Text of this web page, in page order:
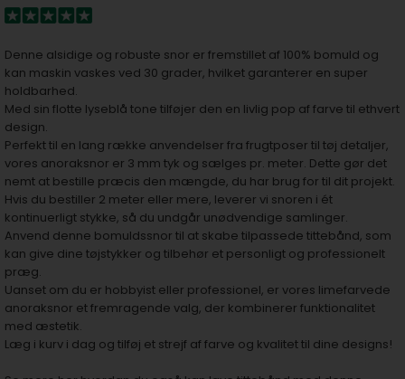
Denne alsidige og robuste snor er fremstillet af 100% bomuld og
kan maskin vaskes ved 30 grader, hvilket garanterer en super
holdbarhed.
Med sin flotte lyseblå tone tilføjer den en livlig pop af farve til ethvert
design.
Perfekt til en lang række anvendelser fra frugtposer til tøj detaljer,
vores anoraksnor er 3 mm tyk og sælges pr. meter. Dette gør det
nemt at bestille præcis den mængde, du har brug for til dit projekt.
Hvis du bestiller 2 meter eller mere, leverer vi snoren i ét
kontinuerligt stykke, så du undgår unødvendige samlinger.
Anvend denne bomuldssnor til at skabe tilpassede tittebånd, som
kan give dine tøjstykker og tilbehør et personligt og professionelt
præg.
Uanset om du er hobbyist eller professionel, er vores limefarvede
anoraksnor et fremragende valg, der kombinerer funktionalitet
med æstetik.
Læg i kurv i dag og tilføj et strejf af farve og kvalitet til dine designs!